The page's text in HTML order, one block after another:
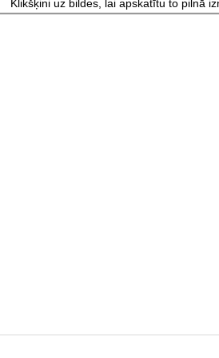
Klikšķini uz bildes, lai apskatītu to pilnā